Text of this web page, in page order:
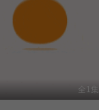
全1集